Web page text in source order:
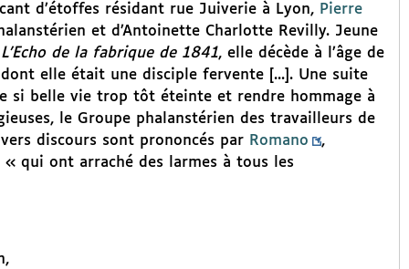
d’étoffes résidant rue Juiverie à Lyon, Pierre
et d’Antoinette Charlotte Revilly. Jeune
L’Echo de la fabrique de 1841, elle décède à l’âge de
elle était une disciple fervente [...]. Une suite
si belle vie trop tôt éteinte et rendre hommage à
le Groupe phalanstérien des travailleurs de
discours sont prononcés par Romano
,
qui ont arraché des larmes à tous les